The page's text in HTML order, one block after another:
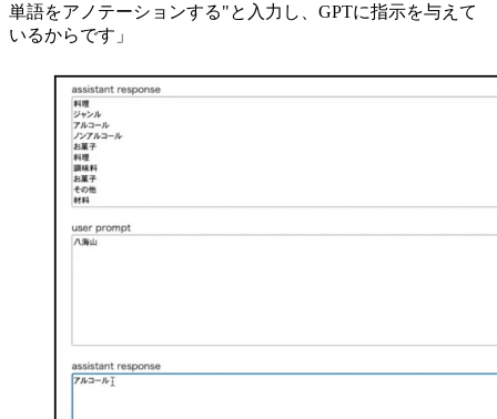
単語をアノテーションする"と入力し、GPTに指示を与えて
いるからです」